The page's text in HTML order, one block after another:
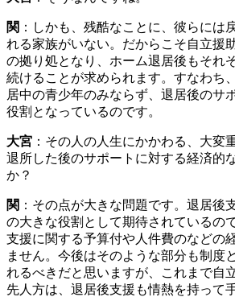
関 ：しかも、残酷なことに、彼らには
れる家族がいない。だからこそ自立援
の拠り処となり、ホーム退居後もそれ
続けることが求められます。すなわち
居中の青少年のみならず、退居後のサ
役割となっているのです。
大宮 ：その人の人生にかかわる、大変
退所した後のサポートに対する経済的
か？
関 ：その点が大きな問題です。退居後
の大きな役割として期待されているの
支援に関する予算付や人件費のなどの
ません。今後はそのような部分も制度
れるべきだと思いますが、これまで自
先人方は、退居後支援も情熱を持って